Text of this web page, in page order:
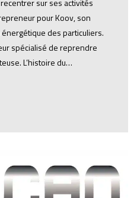
pour Koov, son
des particuliers.
spécialisé de reprendre
L’histoire du…